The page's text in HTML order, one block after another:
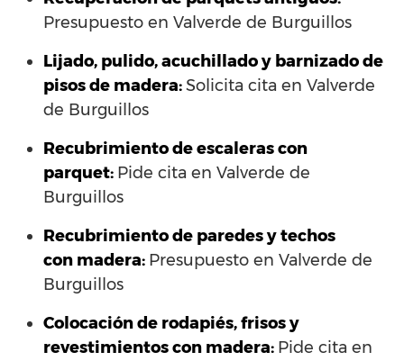
Presupuesto en Valverde de Burguillos
Lijado, pulido, acuchillado y barnizado de
pisos de madera:Solicita cita en Valverde
de Burguillos
Recubrimiento de escaleras con
parquet: Pide cita en Valverde de
Burguillos
Recubrimiento de paredes y techos
con madera: Presupuesto en Valverde de
Burguillos
Colocación de rodapiés, frisos y
revestimientos con madera: Pide cita en